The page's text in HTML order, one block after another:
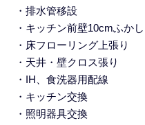
・排水管移設
・キッチン前壁10cmふかし
・床フローリング上張り
・天井・壁クロス張り
・IH、食洗器用配線
・キッチン交換
・照明器具交換